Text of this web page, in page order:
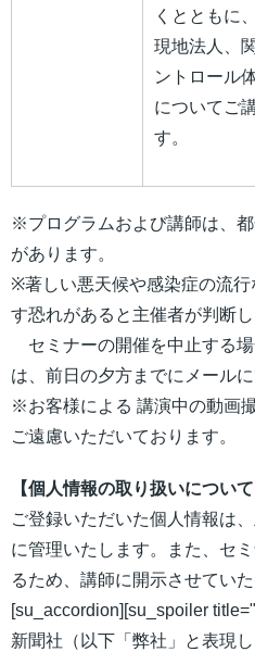
くとともに
現地法人、
ントロール
についてご
す。
​※プログラムおよび講師は、
があります。
※著しい悪天候や感染症の流
す恐れがあると主催者が判断し
セミナーの開催を中止する
は、前日の夕方までにメール
※お客様による 講演中の動画
ご遠慮いただいております。
【個人情報の取り扱いについて
ご登録いただいた個人情報は
に管理いたします。また、セ
るため、講師に開示させてい
[su_accordion][su_spoiler
新聞社（以下「弊社」と表現